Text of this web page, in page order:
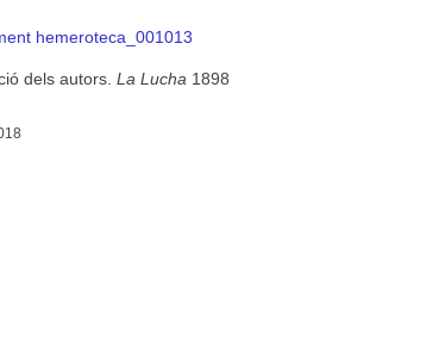
hemeroteca_001013
dels autors. La Lucha 1898